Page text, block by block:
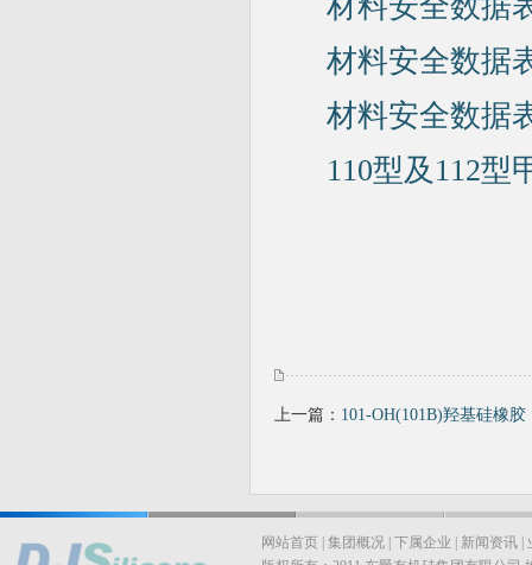
材料安全数据
材料安全数据
110型及112型
上一篇： 101-OH(101B)羟基硅橡胶
网站首页 集团概况 下属企业 新闻资讯